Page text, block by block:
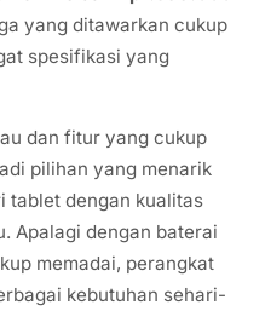
yang ditawarkan cukup
spesifikasi yang
dan fitur yang cukup
pilihan yang menarik
tablet dengan kualitas
Apalagi dengan baterai
memadai, perangkat
kebutuhan sehari-